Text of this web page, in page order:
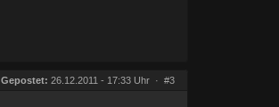
Gepostet: 26.12.2011 - 17:33 Uhr · #3